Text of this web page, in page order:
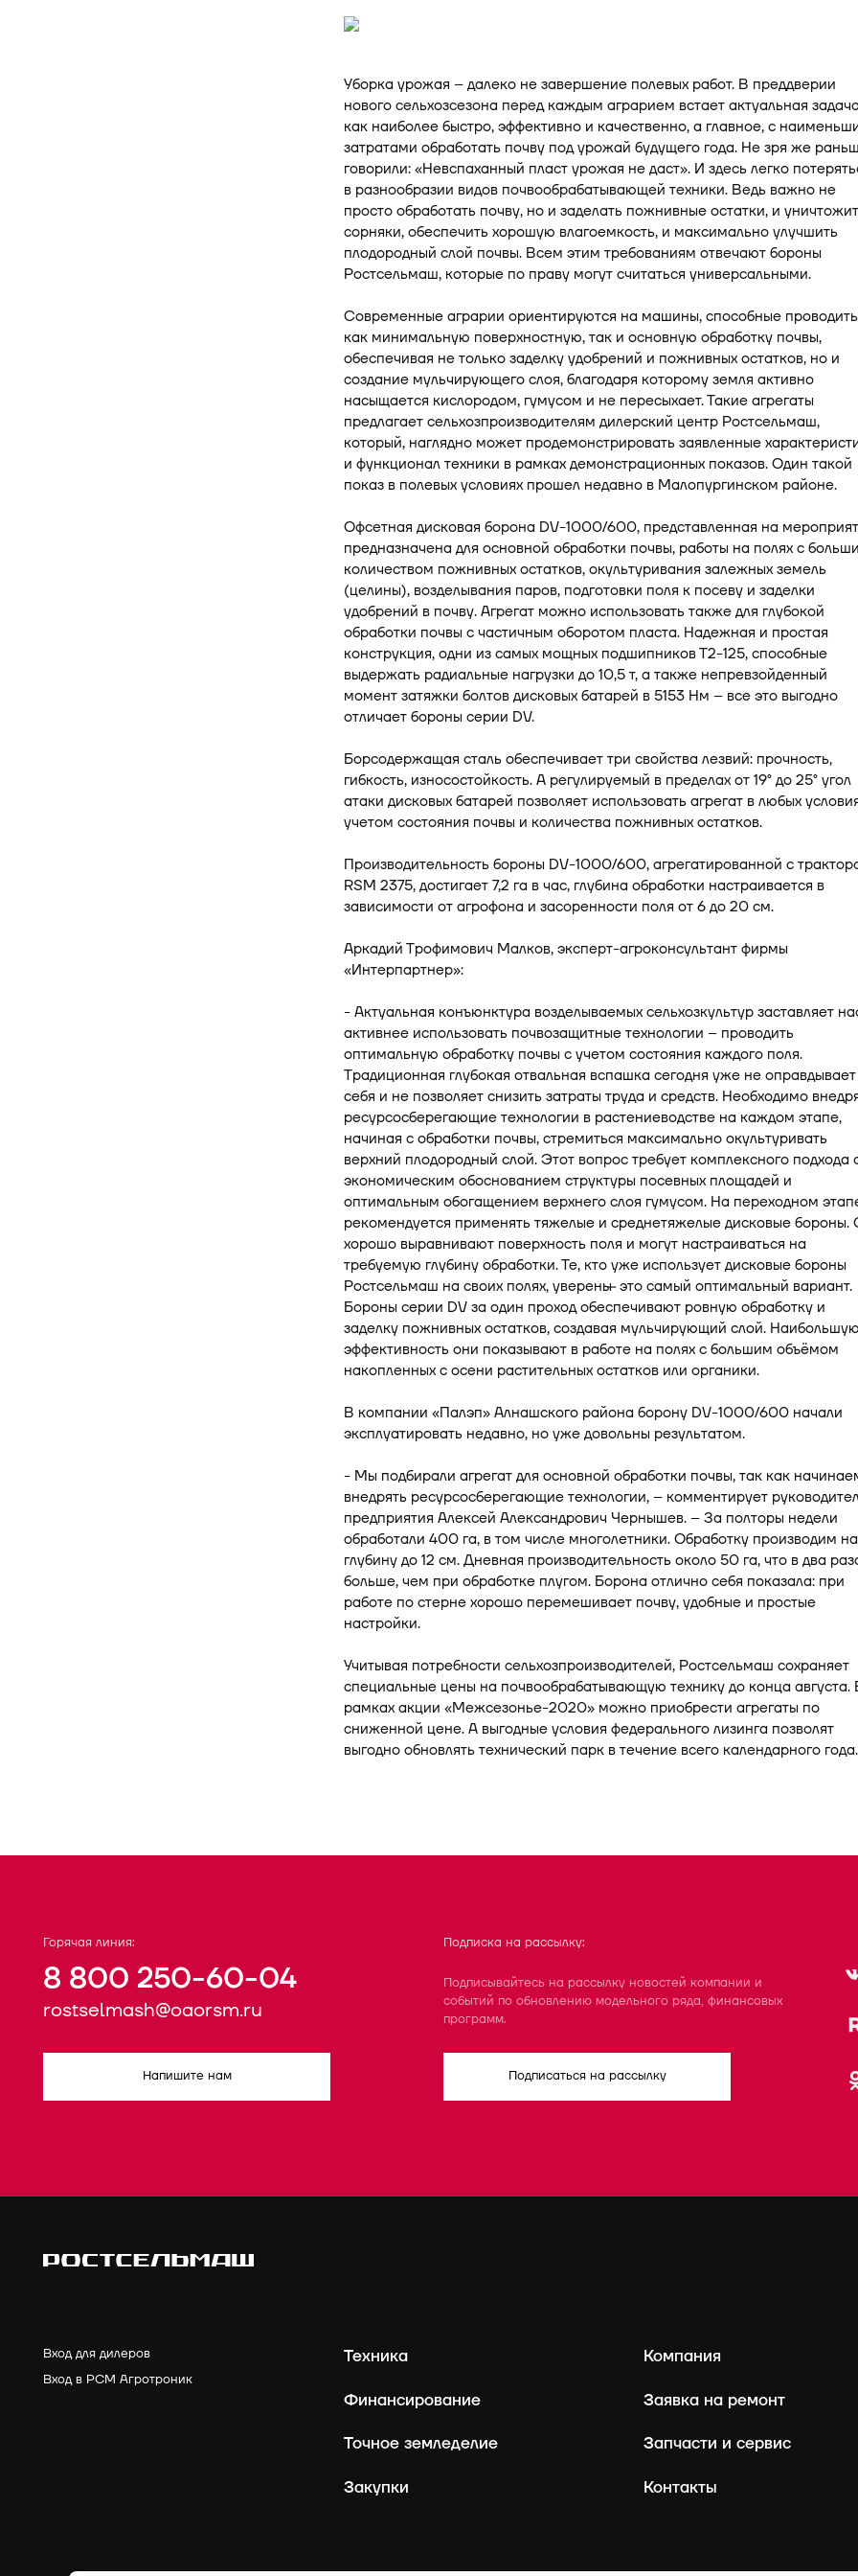
Уборка урожая – далеко не завершение полевых работ. В преддверии
нового сельхозсезона перед каждым аграрием встает актуальная
как наиболее быстро, эффективно и качественно, а главное, с
затратами обработать почву под урожай будущего года. Не зря же
говорили: «Невспаханный пласт урожая не даст». И здесь легко
в разнообразии видов почвообрабатывающей техники. Ведь важно не
просто обработать почву, но и заделать пожнивные остатки, и
сорняки, обеспечить хорошую влагоемкость, и максимально улучшить
плодородный слой почвы. Всем этим требованиям отвечают бороны
Ростсельмаш, которые по праву могут считаться универсальными.
Современные аграрии ориентируются на машины, способные проводить
как минимальную поверхностную, так и основную обработку почвы,
обеспечивая не только заделку удобрений и пожнивных остатков, но и
создание мульчирующего слоя, благодаря которому земля активно
насыщается кислородом, гумусом и не пересыхает. Такие агрегаты
предлагает сельхозпроизводителям дилерский центр Ростсельмаш,
который, наглядно может продемонстрировать заявленные
и функционал техники в рамках демонстрационных показов. Один такой
показ в полевых условиях прошел недавно в Малопургинском районе.
Офсетная дисковая борона DV-1000/600, представленная на
предназначена для основной обработки почвы, работы на полях с
количеством пожнивных остатков, окультуривания залежных земель
(целины), возделывания паров, подготовки поля к посеву и заделки
удобрений в почву. Агрегат можно использовать также для глубокой
обработки почвы с частичным оборотом пласта. Надежная и простая
конструкция, одни из самых мощных подшипников Т2-125, способные
выдержать радиальные нагрузки до 10,5 т, а также непревзойденный
момент затяжки болтов дисковых батарей в 5153 Нм – все это выгодно
отличает бороны серии DV.
Борсодержащая сталь обеспечивает три свойства лезвий: прочность,
гибкость, износостойкость. А регулируемый в пределах от 19° до 25° угол
атаки дисковых батарей позволяет использовать агрегат в любых
учетом состояния почвы и количества пожнивных остатков.
Производительность бороны DV-1000/600, агрегатированной с
RSM 2375, достигает 7,2 га в час, глубина обработки настраивается в
зависимости от агрофона и засоренности поля от 6 до 20 см.
Аркадий Трофимович Малков, эксперт-агроконсультант фирмы
«Интерпартнер»:
- Актуальная конъюнктура возделываемых сельхозкультур заставляет
активнее использовать почвозащитные технологии – проводить
оптимальную обработку почвы с учетом состояния каждого поля.
Традиционная глубокая отвальная вспашка сегодня уже не оправдывает
себя и не позволяет снизить затраты труда и средств. Необходимо
ресурсосберегающие технологии в растениеводстве на каждом этапе,
начиная с обработки почвы, стремиться максимально окультуривать
верхний плодородный слой. Этот вопрос требует комплексного подхода
экономическим обоснованием структуры посевных площадей и
оптимальным обогащением верхнего слоя гумусом. На переходном
рекомендуется применять тяжелые и среднетяжелые дисковые бороны.
хорошо выравнивают поверхность поля и могут настраиваться на
требуемую глубину обработки. Те, кто уже использует дисковые бороны
Ростсельмаш на своих полях, уверены ̶ это самый оптимальный вариант.
Бороны серии DV за один проход обеспечивают ровную обработку и
заделку пожнивных остатков, создавая мульчирующий слой. Наибольшую
эффективность они показывают в работе на полях с большим объёмом
накопленных с осени растительных остатков или органики.
В компании «Палэп» Алнашского района борону DV-1000/600 начали
эксплуатировать недавно, но уже довольны результатом.
- Мы подбирали агрегат для основной обработки почвы, так как
внедрять ресурсосберегающие технологии, – комментирует
предприятия Алексей Александрович Чернышев. – За полторы недели
обработали 400 га, в том числе многолетники. Обработку производим на
глубину до 12 см. Дневная производительность около 50 га, что в два
больше, чем при обработке плугом. Борона отлично себя показала: при
работе по стерне хорошо перемешивает почву, удобные и простые
настройки.
Учитывая потребности сельхозпроизводителей, Ростсельмаш сохраняет
специальные цены на почвообрабатывающую технику до конца августа.
рамках акции «Межсезонье-2020» можно приобрести агрегаты по
сниженной цене. А выгодные условия федерального лизинга позволят
выгодно обновлять технический парк в течение всего календарного года.
Горячая линия:
8 800 250-60-04
rostselmash@oaorsm.ru
Напишите нам
Подписка на рассылку:
Подписывайтесь на рассылку новостей компании и
событий по обновлению модельного ряда, финансовых
программ.
Подписаться на рассылку
Вход для дилеров
Вход в РСМ Агротроник
Техника
Финансирование
Точное земледелие
Закупки
Компания
Заявка на ремонт
Запчасти и сервис
Контакты